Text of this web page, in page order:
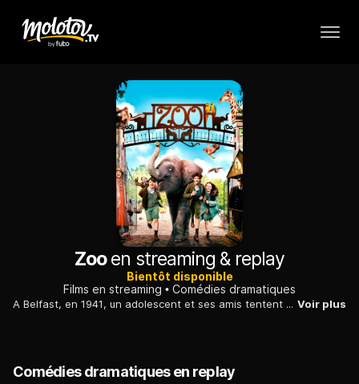
Zooen streaming & replay
Bientôt disponible
Films en streaming
Comédies dramatiques
A Belfast, en 1941, un adolescent et ses amis tentent de sauver un éléphant du zoo de la ville, alors que plane la menace de bombardements allemands. Voir plus
Comédies dramatiques en replay